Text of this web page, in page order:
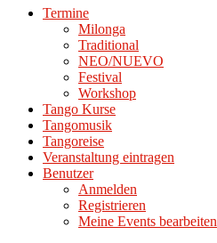
ein-/ausblenden
ein-/ausblenden
Termine
Milonga
Traditional
NEO/NUEVO
Festival
Workshop
Tango Kurse
Tangomusik
Tangoreise
Veranstaltung eintragen
Benutzer
Anmelden
Registrieren
Meine Events bearbeiten